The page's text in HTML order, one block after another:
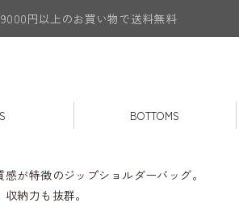
9000円以上のお買い物で送料無料
BOTTOMS
が特徴のジップショルダーバッグ。
納力も抜群。